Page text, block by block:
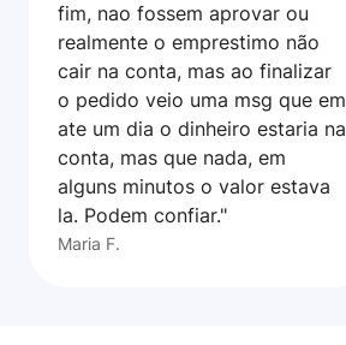
fim, nao fossem aprovar ou
realmente o emprestimo não
cair na conta, mas ao finalizar
o pedido veio uma msg que em
ate um dia o dinheiro estaria na
conta, mas que nada, em
alguns minutos o valor estava
la. Podem confiar."
Maria F.